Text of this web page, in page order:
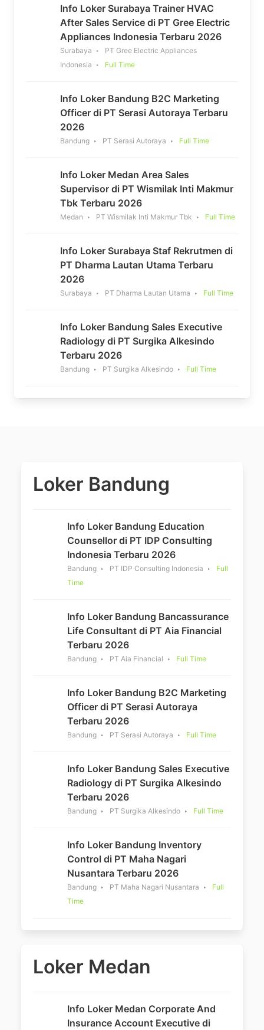
Info Loker Surabaya Trainer HVAC
After Sales Service di PT Gree Electric
Appliances Indonesia Terbaru 2026
Surabaya
PT Gree Electric Appliances
Indonesia
Full Time
Info Loker Bandung B2C Marketing
Officer di PT Serasi Autoraya Terbaru
2026
Bandung PT Serasi Autoraya Full Time
Info Loker Medan Area Sales
Supervisor di PT Wismilak Inti Makmur
Tbk Terbaru 2026
Medan PT Wismilak Inti Makmur Tbk Full Time
Info Loker Surabaya Staf Rekrutmen di
PT Dharma Lautan Utama Terbaru
2026
Surabaya PT Dharma Lautan Utama Full Time
Info Loker Bandung Sales Executive
Radiology di PT Surgika Alkesindo
Terbaru 2026
Bandung PT Surgika Alkesindo Full Time
Loker Bandung
Info Loker Bandung Education
Counsellor di PT IDP Consulting
Indonesia Terbaru 2026
Bandung PT IDP Consulting Indonesia
Full
Time
Info Loker Bandung Bancassurance
Life Consultant di PT Aia Financial
Terbaru 2026
Bandung PT Aia Financial Full Time
Info Loker Bandung B2C Marketing
Officer di PT Serasi Autoraya
Terbaru 2026
Bandung PT Serasi Autoraya Full Time
Info Loker Bandung Sales Executive
Radiology di PT Surgika Alkesindo
Terbaru 2026
Bandung PT Surgika Alkesindo Full Time
Info Loker Bandung Inventory
Control di PT Maha Nagari
Nusantara Terbaru 2026
Bandung PT Maha Nagari Nusantara
Full
Time
Loker Medan
Info Loker Medan Corporate And
Insurance Account Executive di